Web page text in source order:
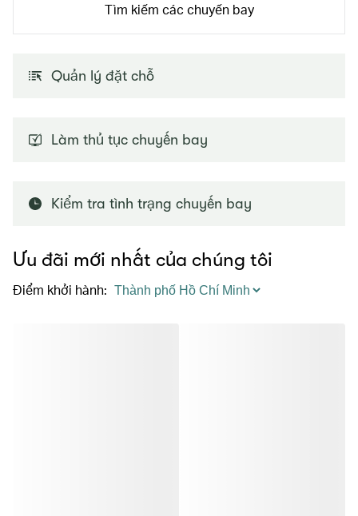
Tìm kiếm các chuyến bay
Quản lý đặt chỗ
Làm thủ tục chuyến bay
Kiểm tra tình trạng chuyến bay
Ưu đãi mới nhất của chúng tôi
Điểm khởi hành: